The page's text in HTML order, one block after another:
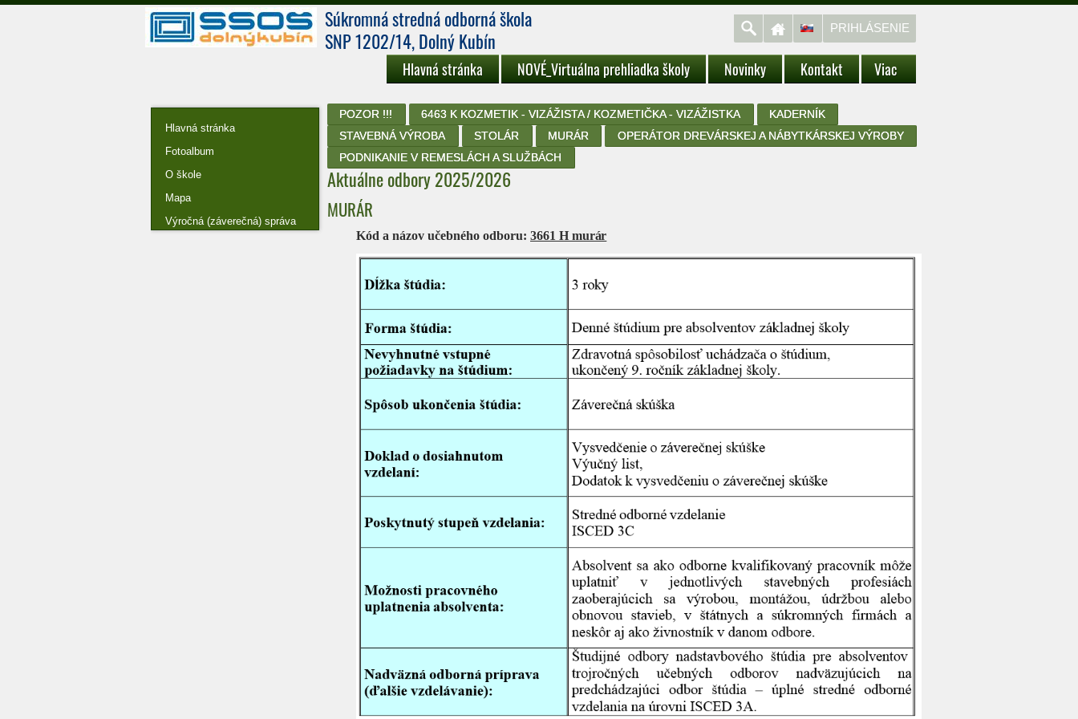
PRIHLÁSENIE
Súkromná stredná odborná škola
SNP 1202/14, Dolný Kubín
Hlavná stránka NOVÉ_Virtuálna prehliadka školy Novinky Kontakt Viac
Hlavná stránka
Fotoalbum
O škole
Mapa
Výročná (záverečná) správa
POZOR !!! 6463 K KOZMETIK - VIZÁŽISTA / KOZMETIČKA - VIZÁŽISTKA
KADERNÍK
STAVEBNÁ VÝROBA
STOLÁR MURÁR
OPERÁTOR DREVÁRSKEJ A NÁBYTKÁRSKEJ VÝROBY
PODNIKANIE V REMESLÁCH A SLUŽBÁCH
Aktuálne odbory 2025/2026
MURÁR
Kód a názov učebného odboru: 3661 H murár